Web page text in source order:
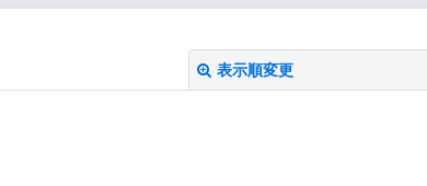
表示順変更